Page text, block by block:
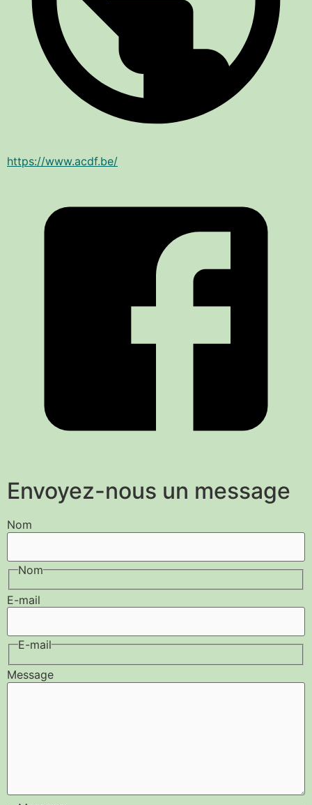
https://www.acdf.be/
Envoyez-nous un message
Nom
Nom
E-mail
E-mail
Message